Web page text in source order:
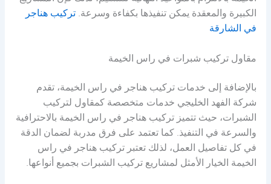
الكبيرة والمعقدة يمكن تنفيذها بكفاءة وسرعة. تركيب هناجر
في الشارقة
مقاول تركيب شبرات في راس الخيمة
بالإضافة إلى خدمات تركيب هناجر في راس الخيمة، تقدم
شركة الفهد الخليجي خدمات متخصصة كمقاول لتركيب
الشبرات، حيث تتميز تركيب هناجر في راس الخيمة بالاحترافية
والسرعة في التنفيذ. كما تعتمد على فرق مدربة لضمان الدقة
في كل تفاصيل العمل، لذلك تعتبر تركيب هناجر في راس
الخيمة الخيار الأمثل لمشاريع تركيب الشبرات بجميع أنواعها.